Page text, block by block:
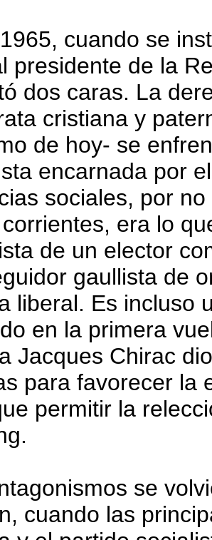
cuando se
presidente de la
dos caras. La
cristiana y
de hoy- se
encarnada por
sociales, por
era lo
de un elector
gaullista de
liberal. Es incluso
en la primera
Jacques Chirac
para favorecer la
permitir la
se
cuando las